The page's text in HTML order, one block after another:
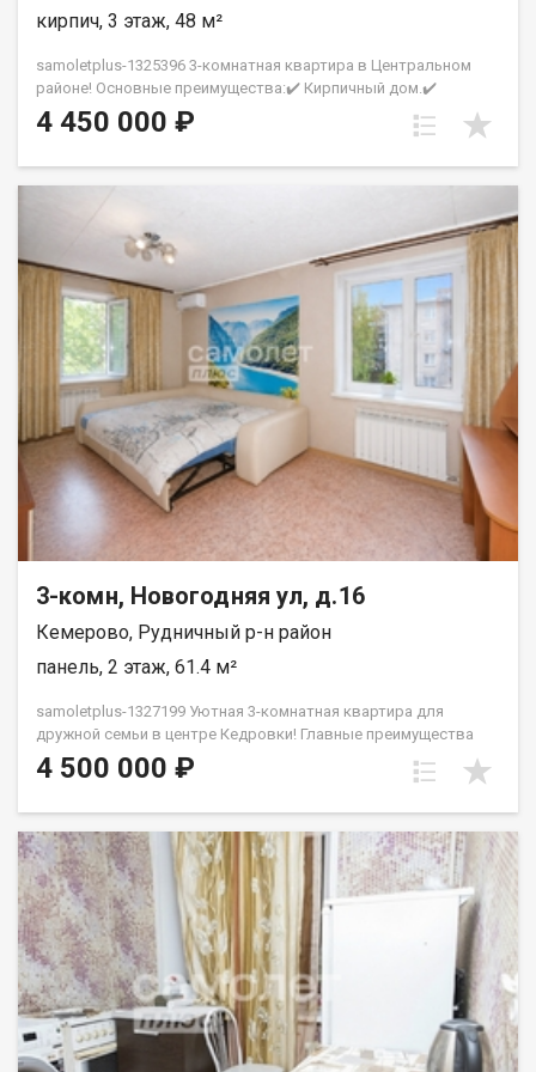
ответить на все ваши вопросы с 9:00 до 21:00​. Гарантия
на рынке недвижимости в городе Кемерово с 2010 года!
Петрухненко Валентина
кирпич, 3 этаж, 48 м²
samoletplus-1325396 3-комнатная квартира в Центральном
районе! Основные преимущества:✔️ Кирпичный дом.✔️
Комфортный 3 этаж из 5.✔️ Удобная планировка с тремя
комнатами.✔️ Просторная кухня.✔️ Пластиковые окна с видом
магазины и супермаркеты;- поликлиника №5;- парк Веры
Волошиной;- кинотеатр «Юбилейный»;- остановки
общественного транспорта.Большая парковка во дворе,
чистый подъезд и спокойные соседи.Звоните, чтобы
договориться о просмотре! АН «СамолётПлюс» на рынке
недвижимости Кемерово с 2010 года. Полное сопровождение
сделки Гарантия юридической чистоты сделки Фомина
Марина
4 450 000 ₽
3-комн, Новогодняя ул, д.16
Кемерово, Рудничный р-н район
панель, 2 этаж, 61.4 м²
samoletplus-1327199 Уютная 3-комнатная квартира для
дружной семьи в центре Кедровки! Главные преимущества
квартиры: Отличная планировка: общая площадь — 61,4 кв.м.
Все комнаты изолированы, окна выходят на две стороны
высоко подниматься, удобно для детей и пожилых людей.
Состояние «заезжай и живи»: квартира в хорошем жилом
состоянии. Установлены современные радиаторы отопления
с регулировкой температуры, качественные стеклопакеты,
установлен кондиционер, санузел раздельный, просторная
прихожая. Покупателям остаются кухонная плита, 2
холодильника, стиральная машина и мебель.Дом панельный,
очень теплый, расположен в тихом и зеленом дворе. Чистый
подъезд, доброжелательные и спокойные соседи. Вся
инфраструктура в 2-5 минутах ходьбы:Школы и детские сады
4 500 000 ₽